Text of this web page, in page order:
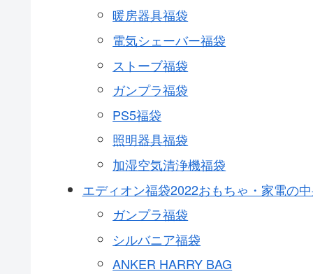
暖房器具福袋
電気シェーバー福袋
ストーブ福袋
ガンプラ福袋
PS5福袋
照明器具福袋
加湿空気清浄機福袋
エディオン福袋2022おもちゃ・家電の
ガンプラ福袋
シルバニア福袋
ANKER HARRY BAG